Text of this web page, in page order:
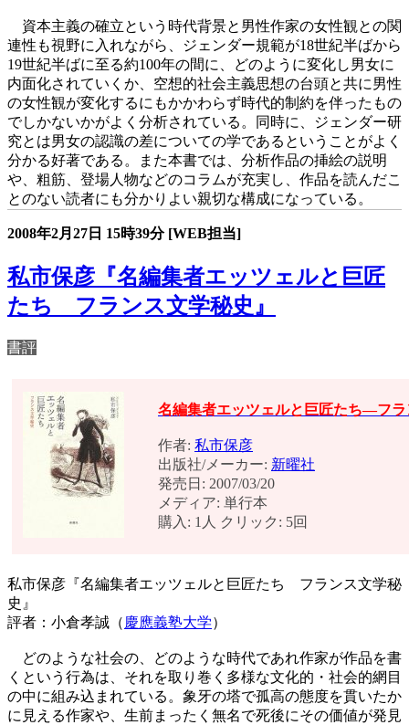
資本主義の確立という時代背景と男性作家の女性観との関
連性も視野に入れながら、ジェンダー規範が18世紀半ばから
19世紀半ばに至る約100年の間に、どのように変化し男女に
内面化されていくか、空想的社会主義思想の台頭と共に男性
の女性観が変化するにもかかわらず時代的制約を伴ったもの
でしかないかがよく分析されている。同時に、ジェンダー研
究とは男女の認識の差についての学であるということがよく
分かる好著である。また本書では、分析作品の挿絵の説明
や、粗筋、登場人物などのコラムが充実し、作品を読んだこ
とのない読者にも分かりよい親切な構成になっている。
2008年2月27日 15時39分 [WEB担当]
私市保彦『名編集者エッツェルと巨匠
たち フランス文学秘史』
書評
名編集者エッツェルと巨匠たち―フラ
作者: 私市保彦
出版社/メーカー: 新曜社
発売日: 2007/03/20
メディア: 単行本
購入: 1人 クリック: 5回
私市保彦『名編集者エッツェルと巨匠たち フランス文学秘
史』
評者：小倉孝誠（ 慶應義塾大学）
どのような社会の、どのような時代であれ作家が作品を書
くという行為は、それを取り巻く多様な文化的・社会的網目
の中に組み込まれている。象牙の塔で孤高の態度を貫いたか
に見える作家や、生前まったく無名で死後にその価値が発見